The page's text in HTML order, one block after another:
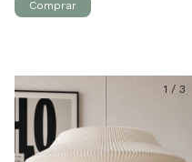
1 / 3